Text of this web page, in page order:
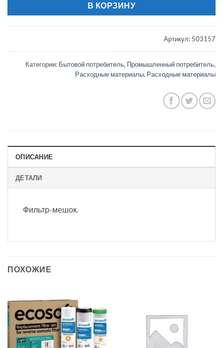
В КОРЗИНУ
Артикул: 503157
Категории: Бытовой потребитель, Промышленный потребитель,
Расходные материалы, Расходные материалы
ОПИСАНИЕ
ДЕТАЛИ
Фильтр-мешок.
ПОХОЖИЕ